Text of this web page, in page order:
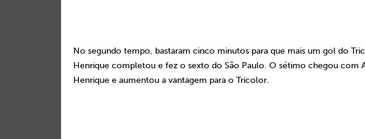
No segundo tempo, bastaram cinco minutos para que mais um gol do
Henrique completou e fez o sexto do São Paulo. O sétimo chegou com
Henrique e aumentou a vantagem para o Tricolor.